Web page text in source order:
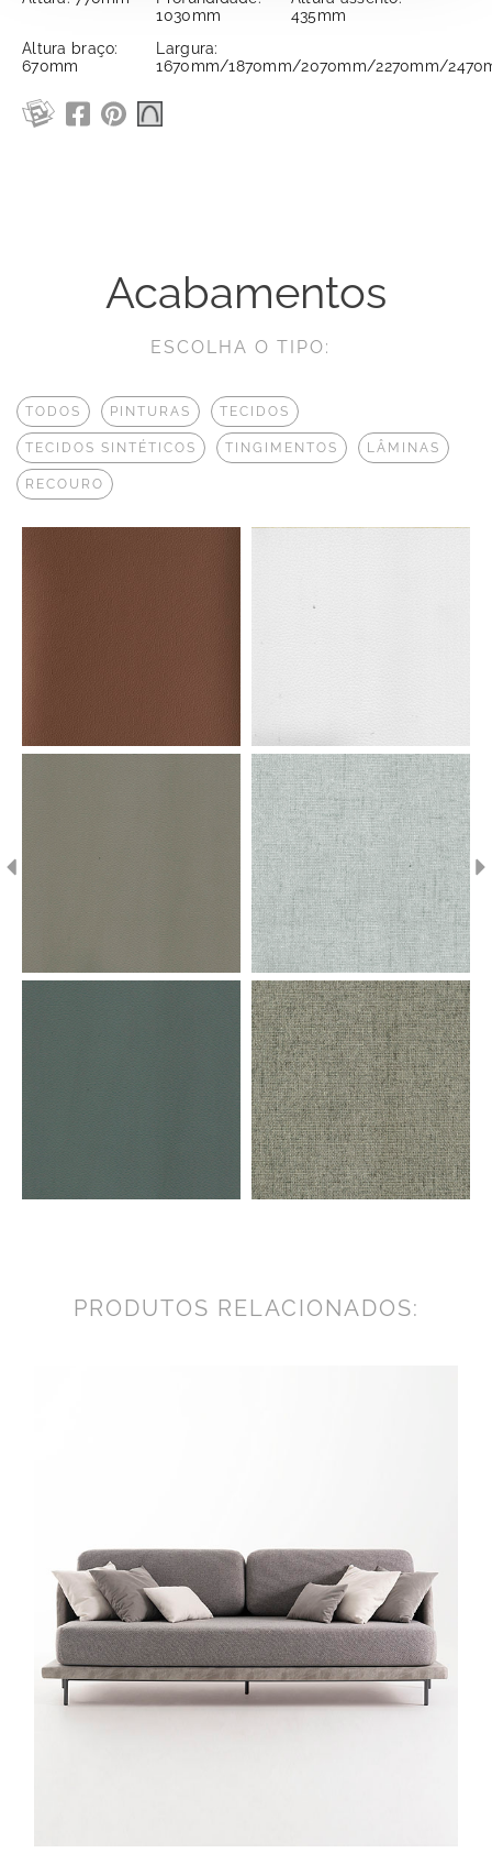
1030mm
435mm
Altura braço:
670mm
Largura:
1670mm/1870mm/2070mm/2270mm/
Acabamentos
ESCOLHA O TIPO:
TODOS PINTURAS TECIDOS
TECIDOS SINTÉTICOS TINGIMENTOS LÂMINAS
RECOURO
PRODUTOS RELACIONADOS: